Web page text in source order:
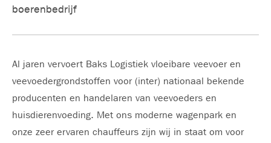
boerenbedrijf
Al jaren vervoert Baks Logistiek vloeibare veevoer en
veevoedergrondstoffen voor (inter) nationaal bekende
producenten en handelaren van veevoeders en
huisdierenvoeding. Met ons moderne wagenpark en
onze zeer ervaren chauffeurs zijn wij in staat om voor